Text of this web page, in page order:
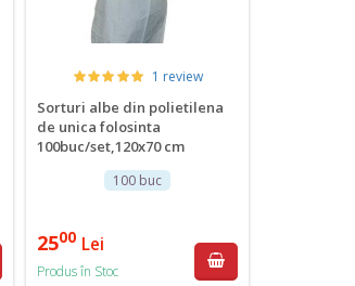
1 review
Sorturi albe din polietilena
de unica folosinta
100buc/set,120x70 cm
100 buc
2500 Lei
Produs în Stoc